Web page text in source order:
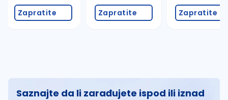
Zapratite Zapratite Zapratite
Saznajte da li zarađujete ispod ili iznad